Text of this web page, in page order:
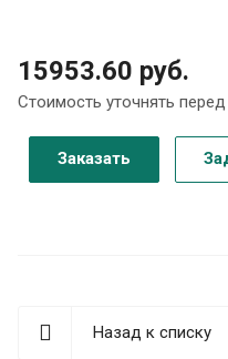
15953.60 руб.
Стоимость уточнять
Заказать
Назад к списку